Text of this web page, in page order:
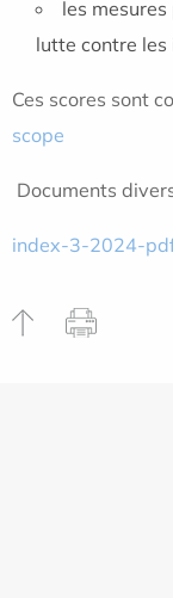
les
lutte contre les
Ces scores sont
scope
Documents
index-3-2024-